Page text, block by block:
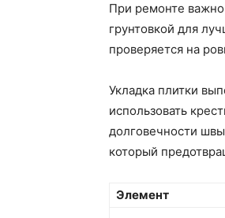
При ремонте
грунтовкой для
проверяется на
Укладка плитки
использовать
долговечности
который
Элемент